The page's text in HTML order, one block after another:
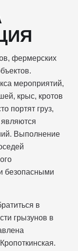
фермерских
мероприятий,
крыс, кротов
портят груз,
Выполнение
безопасными
в
грызунов в